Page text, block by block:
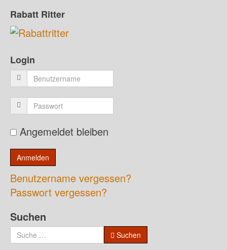
Rabatt Ritter
Login
Angemeldet bleiben
Benutzername vergessen?
Passwort vergessen?
Suchen
Suchen